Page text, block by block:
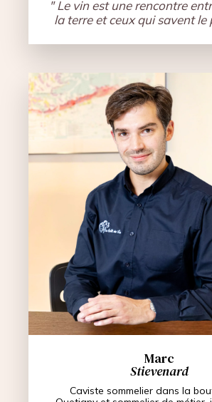
" Le vin est une rencontre
la terre et ceux qui savent le
Marc
Stievenard
Caviste sommelier dans la